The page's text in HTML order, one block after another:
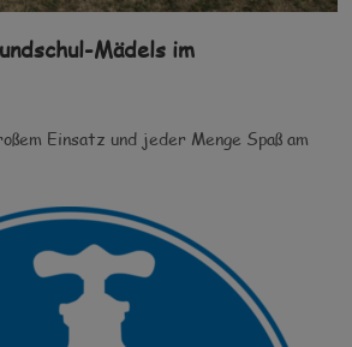
Mädels im
Einsatz und jeder Menge Spaß am